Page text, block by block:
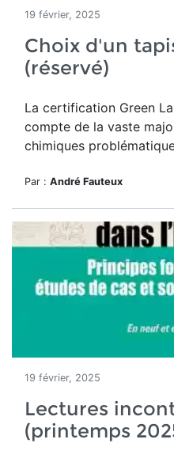
19 février, 2025
Choix d'un
(réservé)
La certification Green
compte de la vaste
chimiques
Par : André Fauteux
19 février, 2025
Lectures
(printemps